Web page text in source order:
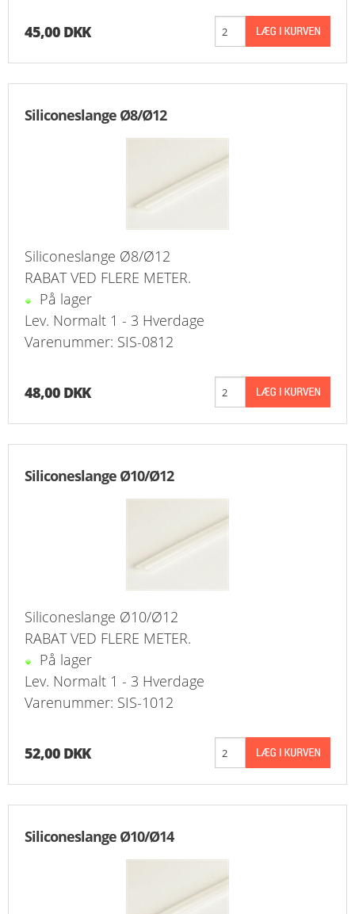
45,00 DKK
Siliconeslange Ø8/Ø12
Siliconeslange Ø8/Ø12
RABAT VED FLERE METER.
På lager
Lev. Normalt 1 - 3 Hverdage
Varenummer: SIS-0812
48,00 DKK
Siliconeslange Ø10/Ø12
Siliconeslange Ø10/Ø12
RABAT VED FLERE METER.
På lager
Lev. Normalt 1 - 3 Hverdage
Varenummer: SIS-1012
52,00 DKK
Siliconeslange Ø10/Ø14